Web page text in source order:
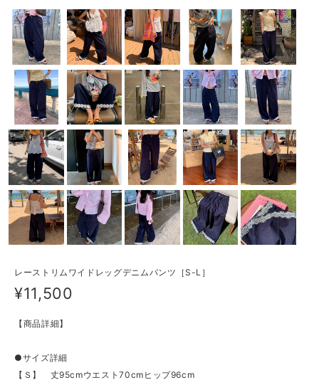
レーストリムワイドレッグデニムパンツ［S-L］
¥11,500
【商品詳細】
●サイズ詳細
【Ｓ】 丈95cmウエスト70cmヒップ96cm